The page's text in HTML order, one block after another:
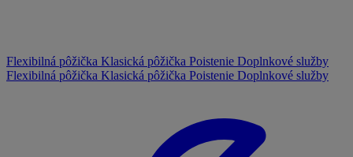
Flexibilná pôžička Klasická pôžička Poistenie Doplnkové služby
Flexibilná pôžička Klasická pôžička Poistenie Doplnkové služby